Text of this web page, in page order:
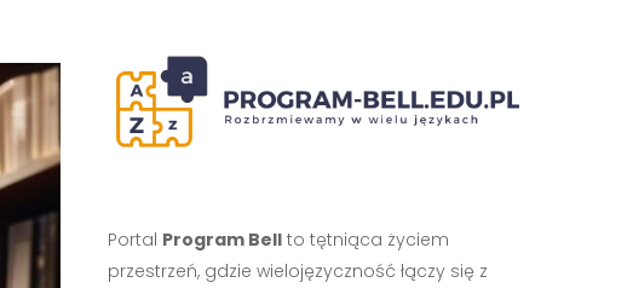
Portal Program Bellto tętniąca życiem
przestrzeń, gdzie wielojęzyczność łączy się z